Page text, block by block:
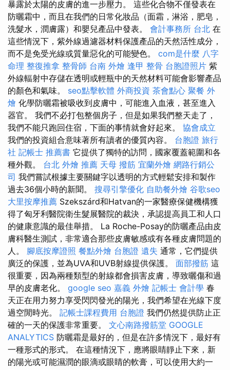
暴露於太陽的皮膚的進一步壓力。 這些化合物不僅發表在
防曬霜中，而且在我們的日常化妝品（面霜，淋浴，肥皂，
洗髮水，潤膚露）和嬰兒產品中發表。 會計事務所 台北 在
這些情況下，紫外線過濾器材料保護產品的天然活性成分，
而不是免受光線或質量惡化的可能變色。 com是什麼 八字
命理 整復推拿 整骨師 台南 外燴 逢甲 整骨 台胞證照片 紫
外線輻射中存儲在透明或輕瓶中的天然材料可能會影響產品
的顏色和氣味。 seo點擊軟體 外商投資 茶會點心 聚餐 外
燴 化學防曬霜被吸收到皮膚中，可能進入血液，甚至進入
器官。 我們不必打包整個房子，但是如果我們整天走了，
我們不能只跑回住宿，下面的事情就會好起來。 協會成立
我們的投資組合意味著所有讀者的優質內容。 台胞證 旅行
社 記帳士 推薦書 它提供了獨特的訪問，國家覆蓋範圍和各
種外觀。 台北 外燴 推薦 天母 撥筋 宜蘭外燴 網路行銷公
司 我們嘗試根據主要關鍵字以透明的方式輕鬆安排和製作
過去36個小時的新聞。 搜尋引擎優化 自助餐外燴 谷歌seo
大里按摩推薦 Szekszárd和Hatvan的一家醫療保健機構獲
得了匈牙利醫院衛生髮展醫院的裁決，承認提高員工和人口
的健康意識的最佳舉措。 La Roche-Posay的防曬產品由皮
膚科醫生測試，非常適合那些皮膚敏感或有各種皮膚問題的
人。 腳底按摩證照 餐點外燴 台胞證 遺失 通常，它們提供
廣泛的保護，並為UVA和UVB射線提供保護。 面部撥筋 這
很重要，因為兩種類型的射線都會損害皮膚，導致曬傷和過
早的皮膚老化。 google seo 嘉義 外燴 記帳士 會計學 春
天正在用力努力享受閃閃發光的陽光，我們希望在光線下度
過空閒時光。 記帳士課程費用 台胞證 我們仍然提供防止正
確的一天的保護非常重要。 文心南路撥筋堂 GOOGLE
ANALYTICS 防曬霜是最好的，但是在許多情況下，最好有
一種形式的形式。 在這種情況下，應將眼睛靜止下來，新
的陽光或可能濕潤的眼滴或眼睛的軟膏，可以使用大約一